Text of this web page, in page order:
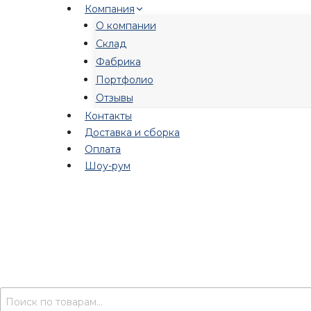
Компания
О компании
Склад
Фабрика
Портфолио
Отзывы
Контакты
Доставка и сборка
Оплата
Шоу-рум
Искать: